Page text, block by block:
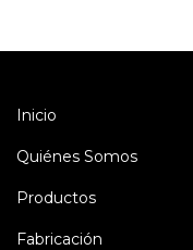
Inicio
Quiénes Somos
Productos
Fabricación